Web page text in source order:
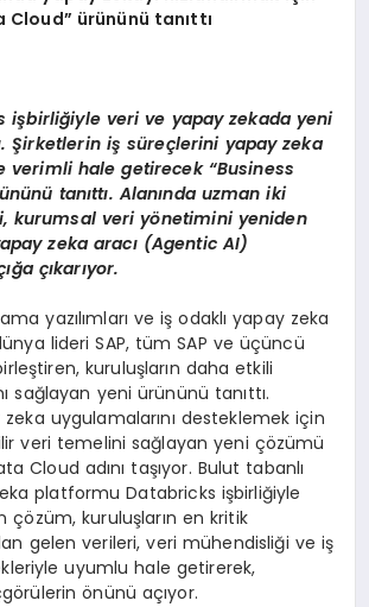
Cloud” ürününü tanıttı
işbirliğiyle veri ve yapay zekada yeni
Şirketlerin iş süreçlerini yapay zeka
verimli hale getirecek “Business
nünü tanıttı. Alanında uzman iki
i, kurumsal veri yönetimini yeniden
zeka aracı (Agentic AI)
a çıkarıyor.
yazılımları ve iş odaklı yapay zeka
lideri SAP, tüm SAP ve üçüncü
kuruluşların daha etkili
sağlayan yeni ürününü tanıttı.
uygulamalarını desteklemek için
veri temelini sağlayan yeni çözümü
Cloud adını taşıyor. Bulut tabanlı
platformu Databricks işbirliğiyle
çözüm, kuruluşların en kritik
gelen verileri, veri mühendisliği ve iş
uyumlu hale getirerek,
önünü açıyor.